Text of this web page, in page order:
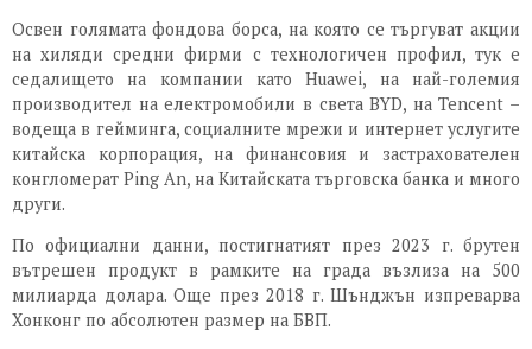
Освен голямата фондова борса, на която се търгуват акции
на хиляди средни фирми с технологичен профил, тук е
седалището на компании като Huawei, на най-големия
производител на електромобили в света BYD, на Tencent –
водеща в гейминга, социалните мрежи и интернет услугите
китайска корпорация, на финансовия и застрахователен
конгломерат Ping An, на Китайската търговска банка и много
други.
По официални данни, постигнатият през 2023 г. брутен
вътрешен продукт в рамките на града възлиза на 500
милиарда долара. Още през 2018 г. Шънджън изпреварва
Хонконг по абсолютен размер на БВП.